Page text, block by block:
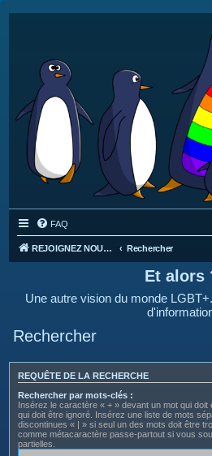
FAQ
REJOIGNEZ NOUS SUR DISCORD : https://discord.gg/4C2Bvub Rechercher
Et alors
Une autre vision du monde
Rechercher
REQUÊTE DE LA RECHERCHE
Rechercher par mots-clés :
Insérez le caractère « + » devant un mot qui
qui doit être ignoré. Insérez une liste de mots
discontinues « | » si seul un des mots doit être
comme métacaractère passe-partout si vous
partielles.